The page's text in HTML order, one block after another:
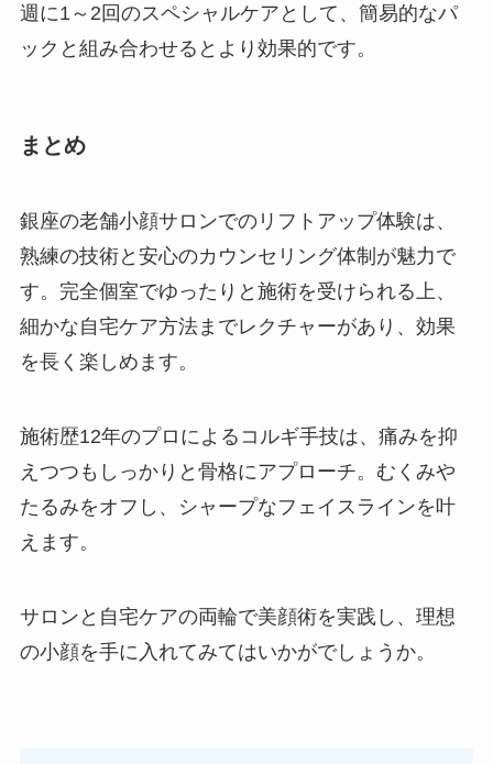
週に1～2回のスペシャルケアとして、簡易的なパ
ックと組み合わせるとより効果的です。
まとめ
銀座の老舗小顔サロンでのリフトアップ体験は、
熟練の技術と安心のカウンセリング体制が魅力で
す。完全個室でゆったりと施術を受けられる上、
細かな自宅ケア方法までレクチャーがあり、効果
を長く楽しめます。
施術歴12年のプロによるコルギ手技は、痛みを抑
えつつもしっかりと骨格にアプローチ。むくみや
たるみをオフし、シャープなフェイスラインを叶
えます。
サロンと自宅ケアの両輪で美顔術を実践し、理想
の小顔を手に入れてみてはいかがでしょうか。